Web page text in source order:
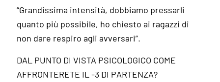
“Grandissima intensità, dobbiamo pressarli
quanto più possibile, ho chiesto ai ragazzi di
non dare respiro agli avversari”.
DAL PUNTO DI VISTA PSICOLOGICO COME
AFFRONTERETE IL -3 DI PARTENZA?